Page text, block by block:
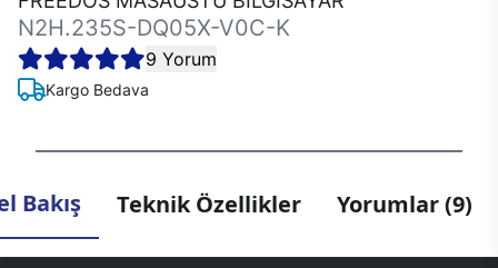
N2H.235S-DQ05X-V0C-K
9 Yorum
Kargo Bedava
Bakış Teknik Özellikler Yorumlar (9)